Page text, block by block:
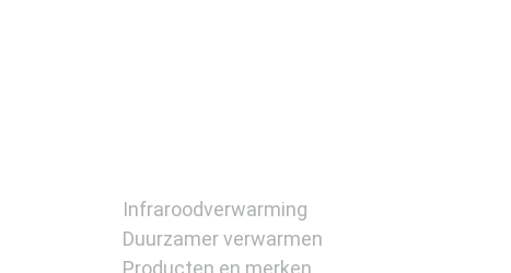
Infraroodverwarming
Duurzamer verwarmen
Producten en merken